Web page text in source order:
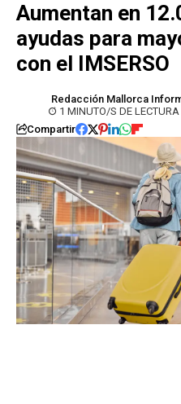
Aumentan en
ayudas para
con el IMSERSO
Redacción Mallorca
1 MINUTO/S DE LECTURA
Compartir